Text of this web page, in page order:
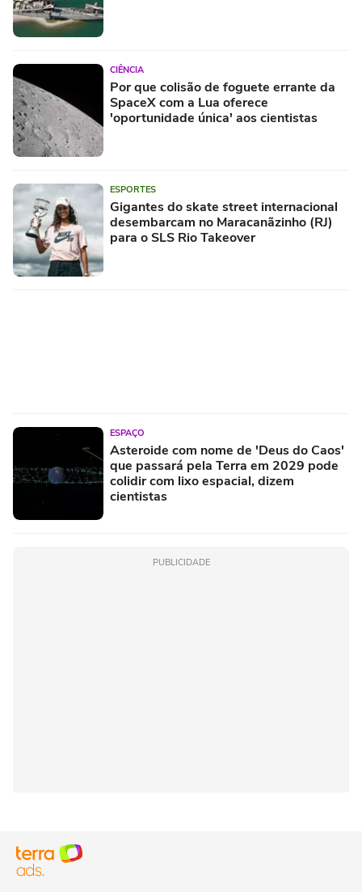
CIÊNCIA
Por que colisão de foguete errante da
SpaceX com a Lua oferece
'oportunidade única' aos cientistas
ESPORTES
Gigantes do skate street internacional
desembarcam no Maracanãzinho (RJ)
para o SLS Rio Takeover
ESPAÇO
Asteroide com nome de 'Deus do Caos'
que passará pela Terra em 2029 pode
colidir com lixo espacial, dizem
cientistas
PUBLICIDADE